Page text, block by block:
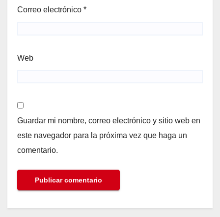
Correo electrónico *
Web
Guardar mi nombre, correo electrónico y sitio web en
este navegador para la próxima vez que haga un
comentario.